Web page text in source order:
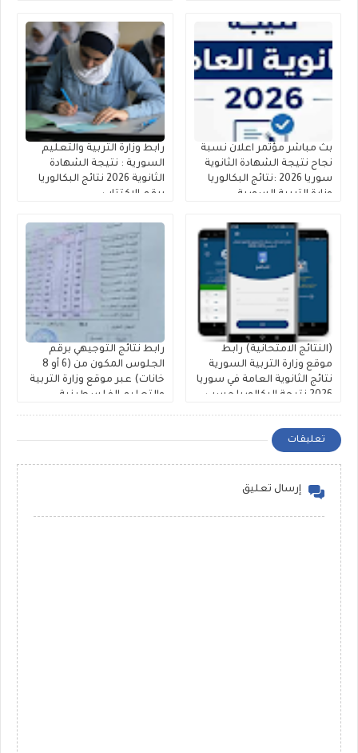
بث مباشر مؤتمر اعلان نسبة
نجاح نتيجة الشهادة الثانوية
سوريا 2026 :نتائج البكالوريا
وزارة التربية السورية
رابط وزارة التربية والتعليم
السورية : نتيجة الشهادة
الثانوية 2026 نتائج البكالوريا
برقم الاكتتاب
(النتائج الامتحانية) رابط
موقع وزارة التربية السورية
نتائج الثانوية العامة في سوريا
2026 نتيجة البكالوريا حسب
رابط نتائج التوجيهي برقم
الجلوس المكون من (6 أو 8
خانات) عبر موقع وزارة التربية
والتعليم الفلسطينية
تعليقات
إرسال تعليق